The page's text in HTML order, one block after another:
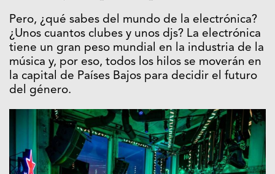
Pero, ¿qué sabes del mundo de la electrónica?
¿Unos cuantos clubes y unos djs? La electrónica
tiene un gran peso mundial en la industria de la
música y, por eso, todos los hilos se moverán en
la capital de Países Bajos para decidir el futuro
del género.